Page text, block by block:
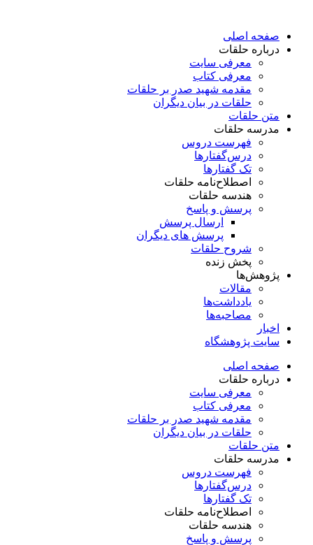
محتوا
صفحه اصلی
درباره حلقات
معرفی سایت
معرفی کتاب
مقدمه شهید صدر بر حلقات
حلقات در بیان دیگران
متن حلقات
مدرسه حلقات
فهرست دروس
درس‌گفتار‌ها
تک گفتارها
اصطلاح‌نامه حلقات
هندسه حلقات
پرسش و پاسخ
ارسال پرسش
پرسش های دیگران
شروح حلقات
پخش زنده
پژوهش‌ها
مقالات
یادداشت‌ها
مصاحبه‌ها
اخبار
سایت پژوهشگاه
صفحه اصلی
درباره حلقات
معرفی سایت
معرفی کتاب
مقدمه شهید صدر بر حلقات
حلقات در بیان دیگران
متن حلقات
مدرسه حلقات
فهرست دروس
درس‌گفتار‌ها
تک گفتارها
اصطلاح‌نامه حلقات
هندسه حلقات
پرسش و پاسخ